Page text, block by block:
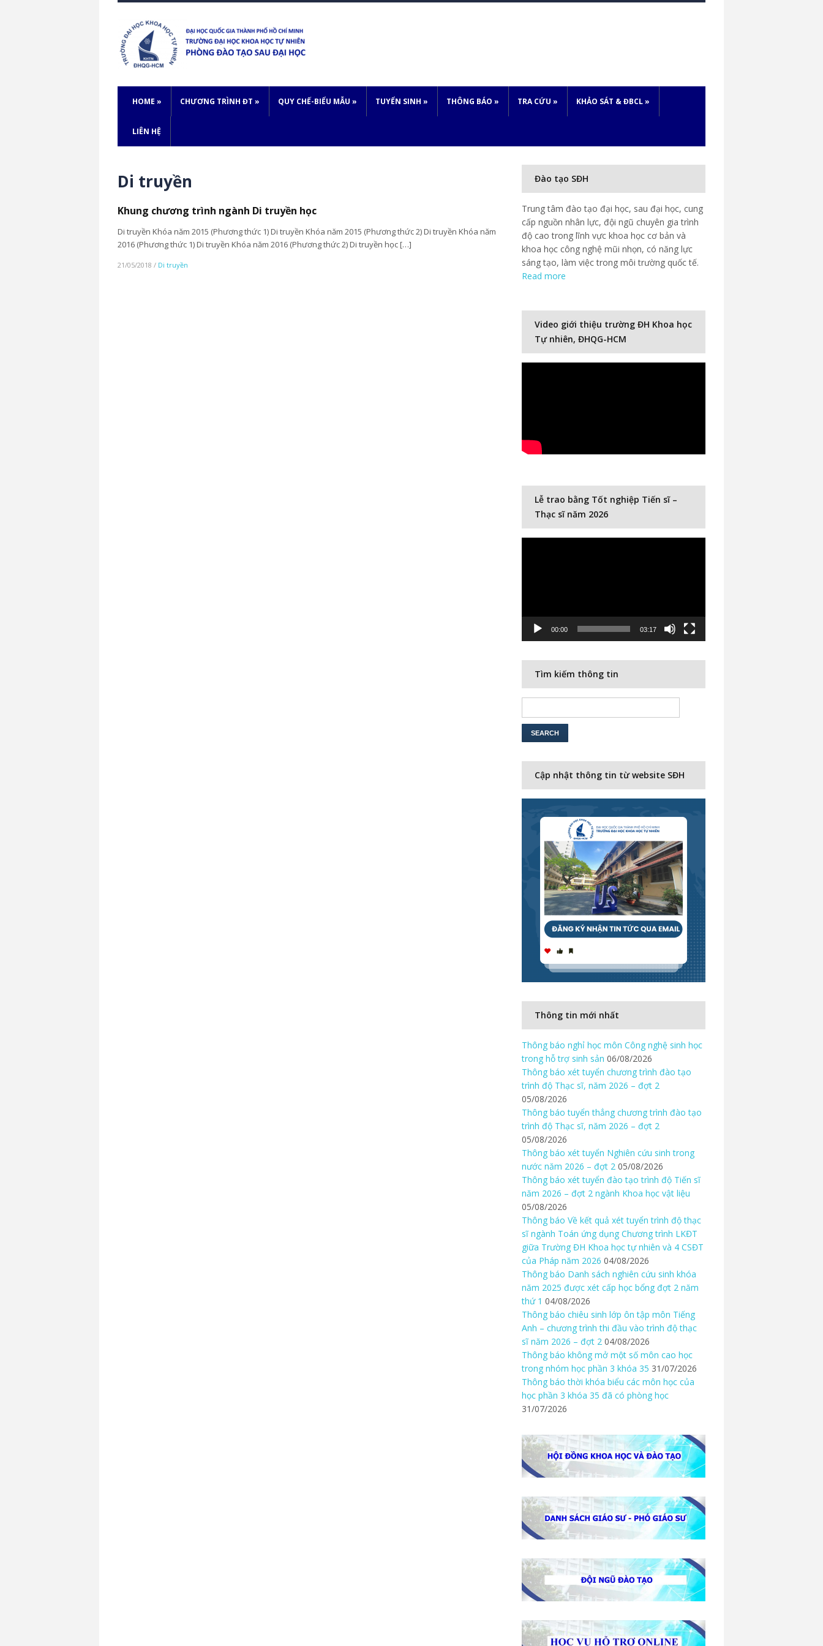
HOME » CHƯƠNG TRÌNH ĐT » QUY CHẾ-BIỂU MẪU » TUYỂN SINH » THÔNG BÁO » TRA CỨU » KHẢO SÁT & ĐBCL»
LIÊN HỆ
Di truyền
Khung chương trình ngành Di truyền học
Di truyền Khóa năm 2015 (Phương thức 1) Di truyền Khóa năm 2015 (Phương thức 2) Di truyền Khóa năm
2016 (Phương thức 1) Di truyền Khóa năm 2016 (Phương thức 2) Di truyền học […]
21/05/2018 / Di truyền
Đào tạo SĐH
Trung tâm đào tạo đại học, sau đại học, cung
cấp nguồn nhân lực, đội ngũ chuyên gia trình
độ cao trong lĩnh vực khoa học cơ bản và
khoa học công nghệ mũi nhọn, có năng lực
sáng tạo, làm việc trong môi trường quốc tế.
Read more
Video giới thiệu trường ĐH Khoa học
Tự nhiên, ĐHQG-HCM
Lễ trao bằng Tốt nghiệp Tiến sĩ –
Thạc sĩ năm 2026
00:00 03:17
Tìm kiếm thông tin
Cập nhật thông tin từ website SĐH
Thông tin mới nhất
Thông báo nghỉ học môn Công nghệ sinh học
trong hỗ trợ sinh sản 06/08/2026
Thông báo xét tuyển chương trình đào tạo
trình độ Thạc sĩ, năm 2026 – đợt 2
05/08/2026
Thông báo tuyển thẳng chương trình đào tạo
trình độ Thạc sĩ, năm 2026 – đợt 2
05/08/2026
Thông báo xét tuyển Nghiên cứu sinh trong
nước năm 2026 – đợt 2 05/08/2026
Thông báo xét tuyển đào tạo trình độ Tiến sĩ
năm 2026 – đợt 2 ngành Khoa học vật liệu
05/08/2026
Thông báo Về kết quả xét tuyển trình độ thạc
sĩ ngành Toán ứng dụng Chương trình LKĐT
giữa Trường ĐH Khoa học tự nhiên và 4 CSĐT
của Pháp năm 2026 04/08/2026
Thông báo Danh sách nghiên cứu sinh khóa
năm 2025 được xét cấp học bổng đợt 2 năm
thứ 1 04/08/2026
Thông báo chiêu sinh lớp ôn tập môn Tiếng
Anh – chương trình thi đầu vào trình độ thạc
sĩ năm 2026 – đợt 2 04/08/2026
Thông báo không mở một số môn cao học
trong nhóm học phần 3 khóa 35 31/07/2026
Thông báo thời khóa biểu các môn học của
học phần 3 khóa 35 đã có phòng học
31/07/2026